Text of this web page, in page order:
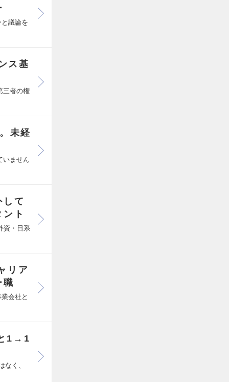
議論を
ス基
三者の権
未経
いません
て
ト
資・日系
リア
職
会社と
1→1
なく、